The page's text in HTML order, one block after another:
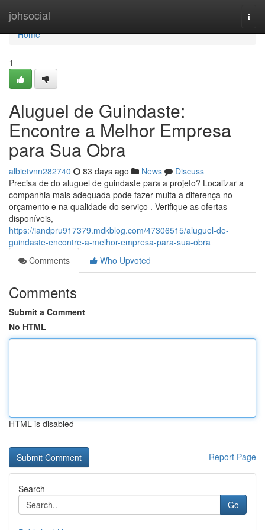
johsocial
Home
Home
1
Aluguel de Guindaste:
Encontre a Melhor Empresa
para Sua Obra
albietvnn282740 83 days ago News
Discuss
Precisa de do aluguel de guindaste para a projeto? Localizar a
companhia mais adequada pode fazer muita a diferença no
orçamento e na qualidade do serviço . Verifique as ofertas
disponíveis,
https://iandpru917379.mdkblog.com/47306515/aluguel-de-
guindaste-encontre-a-melhor-empresa-para-sua-obra
Comments
Who Upvoted
Comments
Submit a Comment
No HTML
HTML is disabled
Report Page
Search
Go